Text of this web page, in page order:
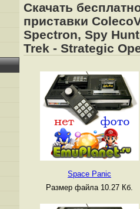
Скачать
приставки
Spectron, Spy
Trek - Strategic
Space Panic
Размер файла 10.27 Кб.